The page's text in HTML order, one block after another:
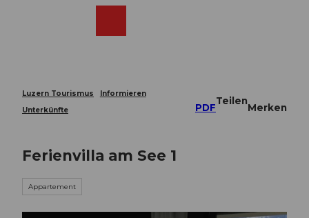
Luzern Tourismus
Informieren
Unterkünfte
PDF
Teilen
Merken
Ferienvilla am See 1
Appartement